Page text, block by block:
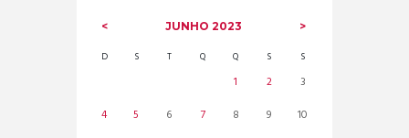
JUNHO 2023
D S T Q Q S S
1 2
3
4
5 6 7 8 9
10